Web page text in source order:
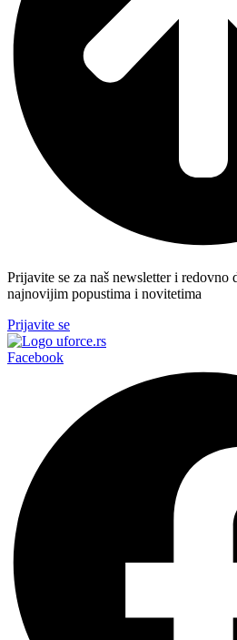
Prijavite se za naš newsletter i
najnovijim popustima i novitetima
Prijavite se
Facebook